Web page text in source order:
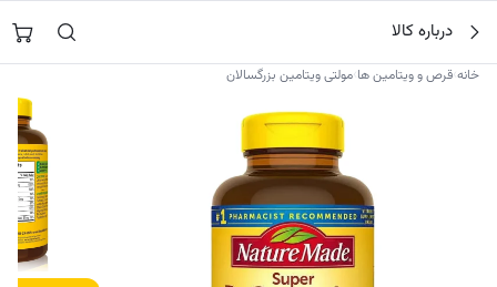
محتوا
جستجو در
درباره کالا
خانه›قرص و ویتامین ها›مولتی ویتامین بزرگسالان